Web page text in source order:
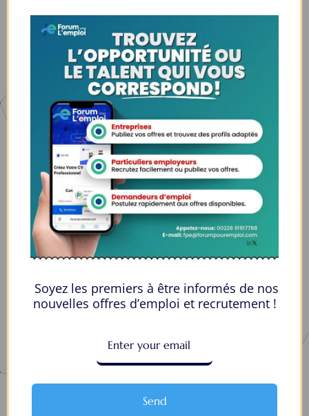
Parcourir les Candidats
Tableau de Bord
Alertes d’Emploi
Postuler en ligne : 5 erreurs courantes à éviter pour maximiser vos
8 Décisions Importantes Pour Ne Pas Vivre Avec Des Regrets
Espace Employeurs
Parcourirs les employeurs
Login employeurs
Offres d’Emploi
Contact Us
Soyez les premiers à être informés de nos
nouvelles offres d’emploi et recrutement !
Send